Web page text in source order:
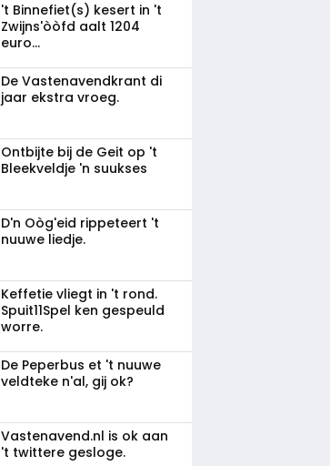
't Binnefiet(s) kesert in 't
Zwijns'òòfd aalt 1204
euro...
De Vastenavendkrant di
jaar ekstra vroeg.
Ontbijte bij de Geit op 't
Bleekveldje 'n suukses
D'n Oòg'eid rippeteert 't
nuuwe liedje.
Keffetie vliegt in 't rond.
Spuit11Spel ken gespeuld
worre.
De Peperbus et 't nuuwe
veldteke n'al, gij ok?
Vastenavend.nl is ok aan
't twittere gesloge.